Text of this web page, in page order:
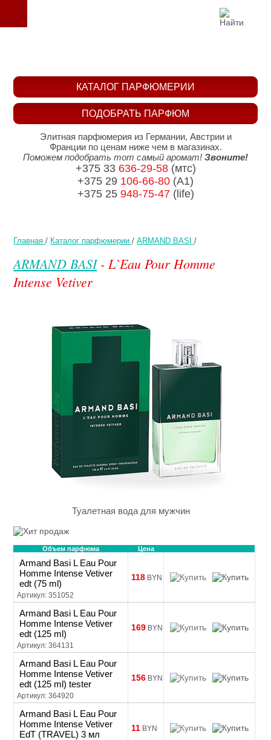
Главная / Каталог парфюмерии /ARMAND BASI /
ARMAND BASI- L`Eau Pour Homme
Intense Vetiver
Туалетная вода для мужчин
Объем парфюма Цена
Armand Basi L Eau Pour
Homme Intense Vetiver
edt (75 ml)
Артикул: 351052
118 BYN
Armand Basi L Eau Pour
Homme Intense Vetiver
edt (125 ml)
Артикул: 364131
169 BYN
Armand Basi L Eau Pour
Homme Intense Vetiver
edt (125 ml) tester
Артикул: 364920
156 BYN
Armand Basi L Eau Pour
Homme Intense Vetiver
EdT (TRAVEL) 3 мл
11 BYN
ПОДОБРАТЬ ПАРФЮМ
КАТАЛОГ ПАРФЮМЕРИИ
Элитная парфюмерия из Германии, Австрии и
Франции по ценам ниже чем в магазинах.
Поможем подобрать тот самый аромат! Звоните!
+375 33 636-29-58(мтс)
+375 29 106-66-80 (A1)
+375 25 948-75-47(life)